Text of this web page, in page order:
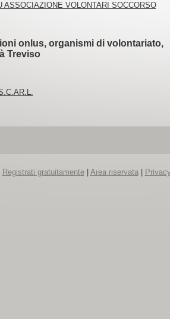
ASSOCIAZIONE VOLONTARI SOCCORSO
onlus, organismi di volontariato,
Treviso
Registrati gratuitamente| Area riservata|